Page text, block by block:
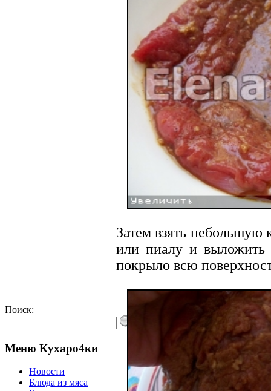
Поиск:
Меню Кухаро4ки
Новости
Блюда из мяса
Затем взять небольшую
или пиалу и выложить
покрыло всю